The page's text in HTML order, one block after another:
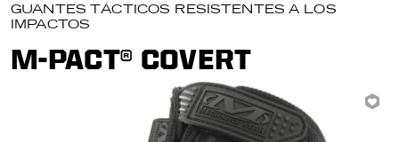
GUANTES TÁCTICOS RESISTENTES A LOS
IMPACTOS
M-PACT® COVERT